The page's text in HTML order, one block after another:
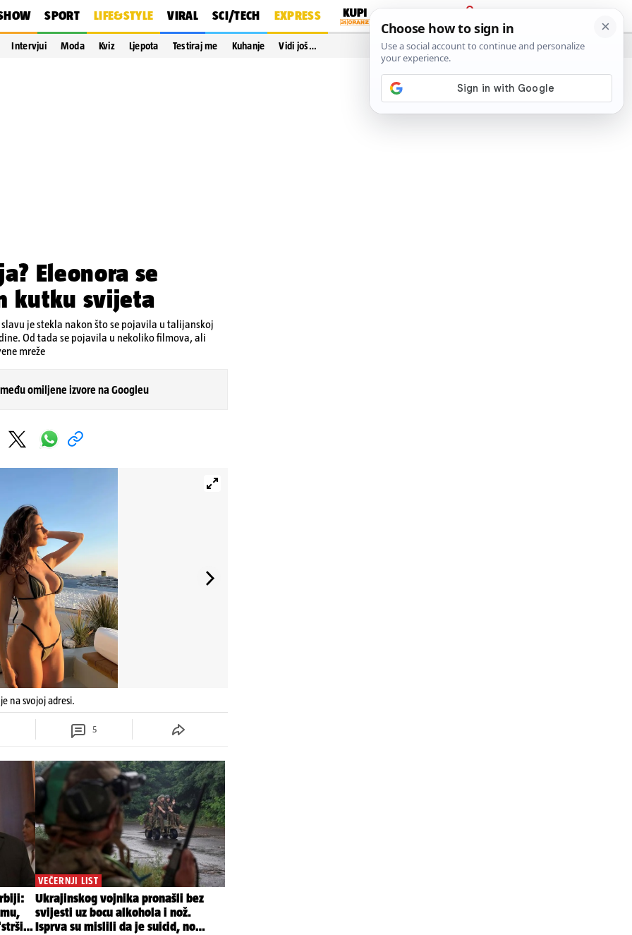
SPORT LIFE&STYLE VIRAL SCI/TECH EXPRESS
PRIJAVA
Intervjui Moda Kviz Ljepota Testiraj me Kuhanje Vidi još…
Eleonora se
kutku svijeta
je stekla nakon što se pojavila u talijanskoj
Od tada se pojavila u nekoliko filmova, ali
mreže
omiljene izvore na Googleu
na svojoj adresi.
5